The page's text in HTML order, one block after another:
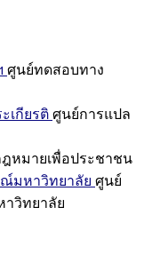
ศูนย์ทดสอบทาง
เกียรติ ศูนย์การแปล
หมายเพื่อประชาชน
มหาวิทยาลัย ศูนย์
วิทยาลัย